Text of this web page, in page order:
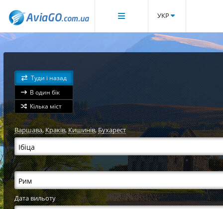
УКР
Туди і назад
В один бік
Кілька міст
Варшава,Краків,Кишинів,Бухарест
Дата вильоту